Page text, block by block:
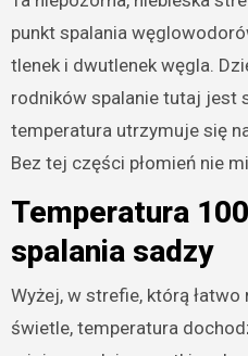
punkt spalania
tlenek i dwutlenek węgla.
rodników spalanie tutaj jest
temperatura utrzymuje się
Bez tej części płomień nie
Temperatura
spalania sadzy
Wyżej, w strefie, którą łatwo
świetle, temperatura